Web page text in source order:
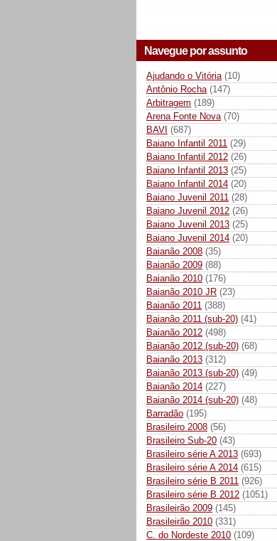
Navegue por assunto
Ajudando o Vitória (10)
Antônio Rocha (147)
Arbitragem (189)
Arena Fonte Nova (70)
BAVI (687)
Baiano Infantil 2011 (29)
Baiano Infantil 2012 (26)
Baiano Infantil 2013 (25)
Baiano Infantil 2014 (20)
Baiano Juvenil 2011 (28)
Baiano Juvenil 2012 (26)
Baiano Juvenil 2013 (25)
Baiano Juvenil 2014 (20)
Baianão 2008 (35)
Baianão 2009 (88)
Baianão 2010 (176)
Baianão 2010 JR (23)
Baianão 2011 (388)
Baianão 2011 (sub-20) (41)
Baianão 2012 (498)
Baianão 2012 (sub-20) (68)
Baianão 2013 (312)
Baianão 2013 (sub-20) (49)
Baianão 2014 (227)
Baianão 2014 (sub-20) (48)
Barradão (195)
Brasileiro 2008 (56)
Brasileiro Sub-20 (43)
Brasileiro série A 2013 (693)
Brasileiro série A 2014 (615)
Brasileiro série B 2011 (926)
Brasileiro série B 2012 (1051)
Brasileirão 2009 (145)
Brasileirão 2010 (331)
C. do Nordeste 2010 (109)